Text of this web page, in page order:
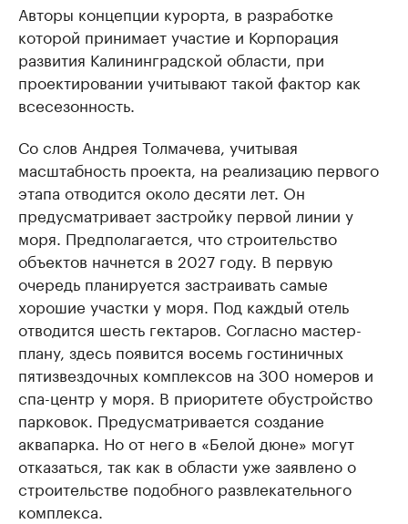
Авторы концепции курорта, в разработке
которой принимает участие и Корпорация
развития Калининградской области, при
проектировании учитывают такой фактор как
всесезонность.
Со слов Андрея Толмачева, учитывая
масштабность проекта, на реализацию первого
этапа отводится около десяти лет. Он
предусматривает застройку первой линии у
моря. Предполагается, что строительство
объектов начнется в 2027 году. В первую
очередь планируется застраивать самые
хорошие участки у моря. Под каждый отель
отводится шесть гектаров. Согласно мастер-
плану, здесь появится восемь гостиничных
пятизвездочных комплексов на 300 номеров и
спа-центр у моря. В приоритете обустройство
парковок. Предусматривается создание
аквапарка. Но от него в «Белой дюне» могут
отказаться, так как в области уже заявлено о
строительстве подобного развлекательного
комплекса.